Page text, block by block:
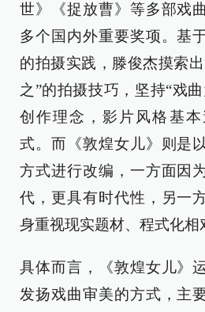
世》《捉放曹》等多部戏
多个国内外重要奖项。基
的拍摄实践，滕俊杰摸索
之”的拍摄技巧，坚持“戏
创作理念，影片风格基
式。而《敦煌女儿》则是
方式进行改编，一方面因
代，更具有时代性，另一
身重视现实题材、程式化相
具体而言，《敦煌女儿》
发扬戏曲审美的方式，主